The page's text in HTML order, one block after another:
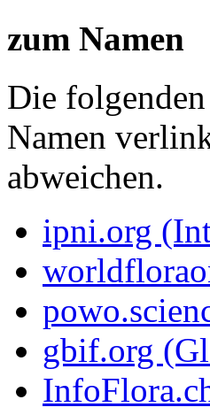
zum Namen
Die
Namen
abweichen.
ipni.org
gbif.org